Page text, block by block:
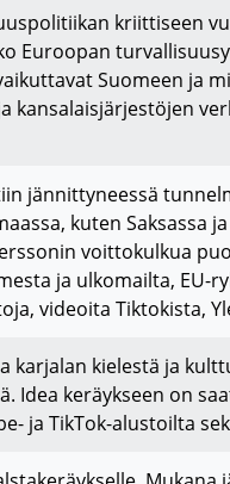
kriittiseen
Euroopan
Suomeen ja
jännittyneessä
kuten Saksassa
voittokulkua
ja ulkomailta,
videoita Tiktokista,
karjalan kielestä ja
Idea keräykseen on
ja TikTok-alustoilta